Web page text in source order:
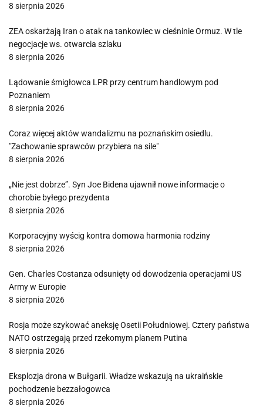
8 sierpnia 2026
ZEA oskarżają Iran o atak na tankowiec w cieśninie Ormuz. W tle
negocjacje ws. otwarcia szlaku
8 sierpnia 2026
Lądowanie śmigłowca LPR przy centrum handlowym pod
Poznaniem
8 sierpnia 2026
Coraz więcej aktów wandalizmu na poznańskim osiedlu.
"Zachowanie sprawców przybiera na sile"
8 sierpnia 2026
„Nie jest dobrze”. Syn Joe Bidena ujawnił nowe informacje o
chorobie byłego prezydenta
8 sierpnia 2026
Korporacyjny wyścig kontra domowa harmonia rodziny
8 sierpnia 2026
Gen. Charles Costanza odsunięty od dowodzenia operacjami US
Army w Europie
8 sierpnia 2026
Rosja może szykować aneksję Osetii Południowej. Cztery państwa
NATO ostrzegają przed rzekomym planem Putina
8 sierpnia 2026
Eksplozja drona w Bułgarii. Władze wskazują na ukraińskie
pochodzenie bezzałogowca
8 sierpnia 2026